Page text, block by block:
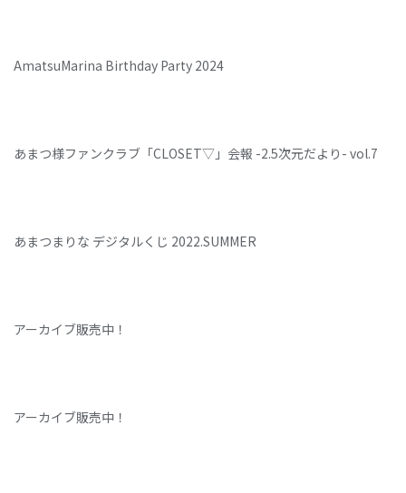
AmatsuMarina Birthday Party 2024
あまつ様ファンクラブ「CLOSET▽」会報 -2.5次元だより- vol.7
あまつまりな デジタルくじ 2022.SUMMER
アーカイブ販売中！
アーカイブ販売中！